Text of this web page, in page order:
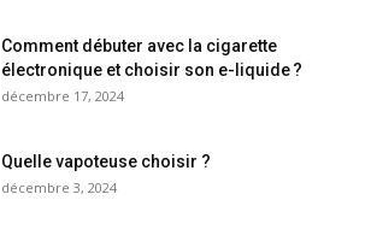
Comment débuter avec la cigarette
électronique et choisir son e-liquide ?
décembre 17, 2024
Quelle vapoteuse choisir ?
décembre 3, 2024